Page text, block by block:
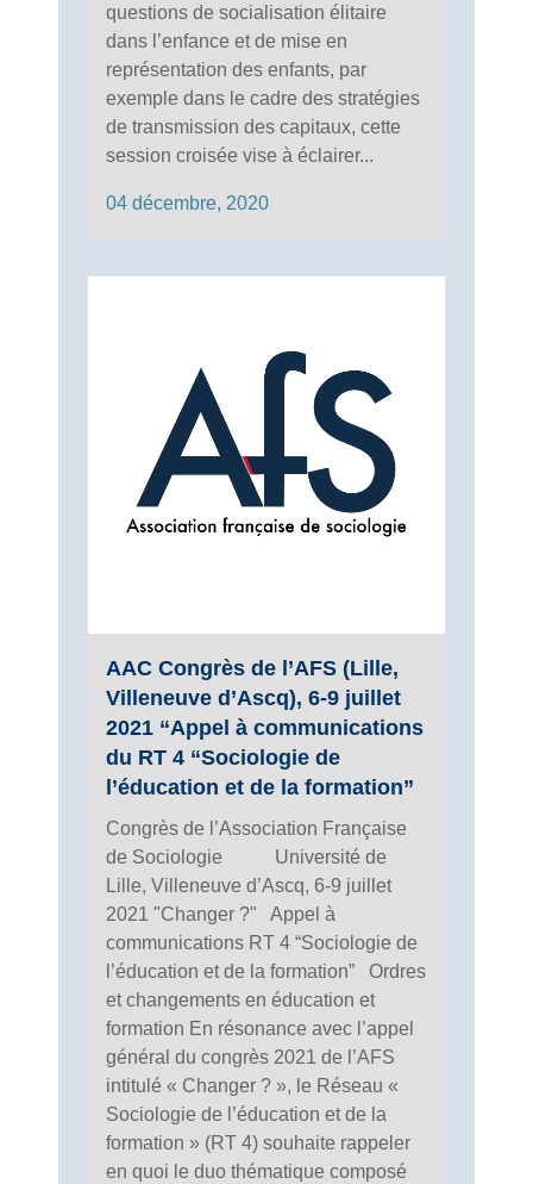
questions de socialisation élitaire
dans l’enfance et de mise en
représentation des enfants, par
exemple dans le cadre des stratégies
de transmission des capitaux, cette
session croisée vise à éclairer...
04 décembre, 2020
AAC Congrès de l’AFS (Lille,
Villeneuve d’Ascq), 6-9 juillet
2021 “Appel à communications
du RT 4 “Sociologie de
l’éducation et de la formation”
Congrès de l’Association Française
de Sociologie Université de
Lille, Villeneuve d’Ascq, 6-9 juillet
2021 "Changer ?" Appel à
communications RT 4 “Sociologie de
l’éducation et de la formation” Ordres
et changements en éducation et
formation En résonance avec l’appel
général du congrès 2021 de l’AFS
intitulé « Changer ? », le Réseau «
Sociologie de l’éducation et de la
formation » (RT 4) souhaite rappeler
en quoi le duo thématique composé